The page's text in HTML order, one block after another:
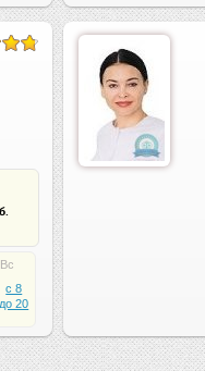
Вс
c 8
до 20